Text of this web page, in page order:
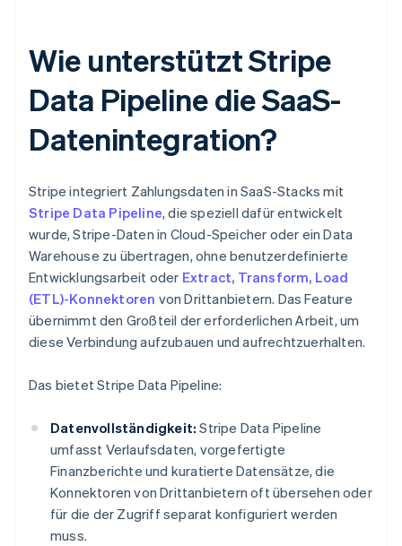
Wie unterstützt Stripe
Data Pipeline die SaaS-
Datenintegration?
Stripe integriert Zahlungsdaten in SaaS-Stacks mit
Stripe Data Pipeline, die speziell dafür entwickelt
wurde, Stripe-Daten in Cloud-Speicher oder ein Data
Warehouse zu übertragen, ohne benutzerdefinierte
Entwicklungsarbeit oder Extract, Transform, Load
(ETL)-Konnektoren von Drittanbietern. Das Feature
übernimmt den Großteil der erforderlichen Arbeit, um
diese Verbindung aufzubauen und aufrechtzuerhalten.
Das bietet Stripe Data Pipeline:
Datenvollständigkeit: Stripe Data Pipeline
umfasst Verlaufsdaten, vorgefertigte
Finanzberichte und kuratierte Datensätze, die
Konnektoren von Drittanbietern oft übersehen oder
für die der Zugriff separat konfiguriert werden
muss.